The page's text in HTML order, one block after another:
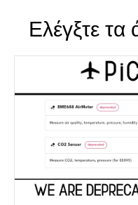
Ελέγξτε